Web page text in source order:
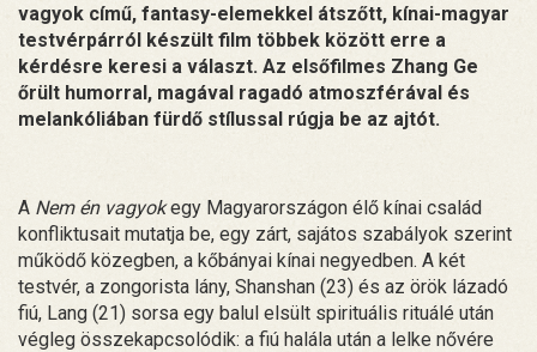
vagyok című, fantasy-elemekkel átszőtt, kínai-magyar
testvérpárról készült film többek között erre a
kérdésre keresi a választ. Az elsőfilmes Zhang Ge
őrült humorral, magával ragadó atmoszférával és
melankóliában fürdő stílussal rúgja be az ajtót.
A Nem én vagyokegy Magyarországon élő kínai család
konfliktusait mutatja be, egy zárt, sajátos szabályok szerint
működő közegben, a kőbányai kínai negyedben. A két
testvér, a zongorista lány, Shanshan (23) és az örök lázadó
fiú, Lang (21) sorsa egy balul elsült spirituális rituálé után
végleg összekapcsolódik: a fiú halála után a lelke nővére